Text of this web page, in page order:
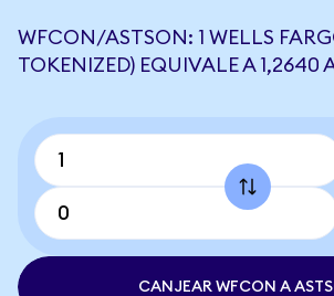
WFCON/ASTSON: 1 WELLS
TOKENIZED) EQUIVALE A 1,2640
CANJEAR WFCON A